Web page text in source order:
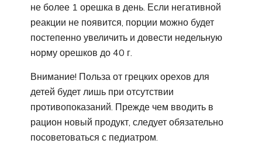
не более 1 орешка в день. Если негативной
реакции не появится, порции можно будет
постепенно увеличить и довести недельную
норму орешков до 40 г.
Внимание! Польза от грецких орехов для
детей будет лишь при отсутствии
противопоказаний. Прежде чем вводить в
рацион новый продукт, следует обязательно
посоветоваться с педиатром.